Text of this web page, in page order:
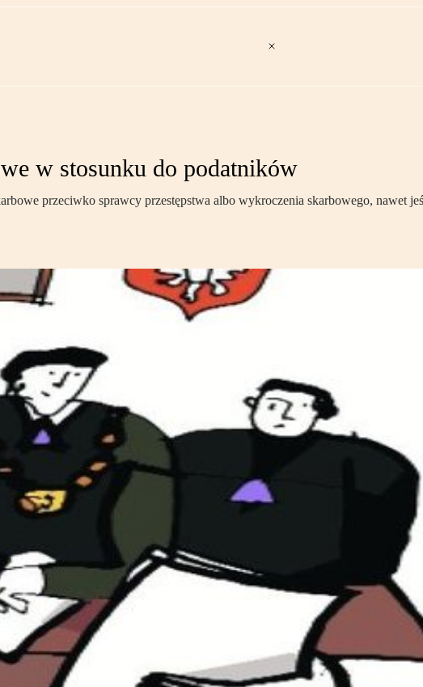
w stosunku do podatników
przeciwko sprawcy przestępstwa albo wykroczenia skarbowego, nawet